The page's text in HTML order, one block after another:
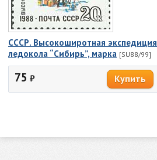
СССР. Высокоширотная экспедиция
ледокола “Сибирь”, марка [SU88/99]
75 ₽